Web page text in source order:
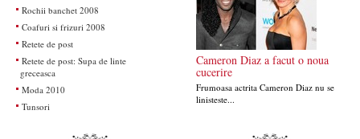
Rochii banchet 2008
Coafuri si frizuri 2008
Retete de post
Retete de post: Supa de linte
greceasca
Moda 2010
Tunsori
Cameron Diaz a facut o noua
cucerire
Frumoasa actrita Cameron Diaz nu se
linisteste...